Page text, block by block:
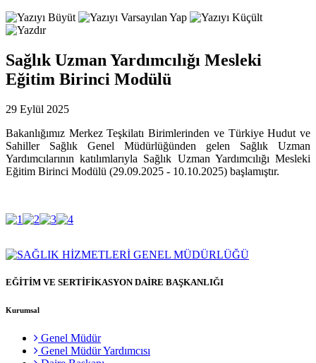
Sağlık Uzman Yardımcılığı Mesleki
Eğitim Birinci Modülü
29 Eylül 2025
Bakanlığımız Merkez Teşkilatı Birimlerinden ve Türkiye Hudut ve
Sahiller Sağlık Genel Müdürlüğünden gelen Sağlık Uzman
Yardımcılarının katılımlarıyla Sağlık Uzman Yardımcılığı Mesleki
Eğitim Birinci Modülü (29.09.2025 - 10.10.2025) başlamıştır.
EĞİTİM VE SERTİFİKASYON DAİRE BAŞKANLIĞI
Kurumsal
Genel Müdür
Genel Müdür Yardımcısı